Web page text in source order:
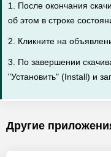
1. После окончания
об этом в строке
2. Кликните на
3. По завершении
"Установить" (Install) и
Другие